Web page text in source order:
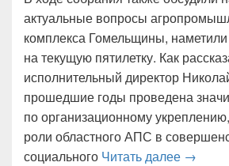
актуальные вопросы
комплекса Гомельщины,
на текущую пятилетку. Как
исполнительный директор
прошедшие годы проведена
по организационному
роли областного АПС в
социального Читать далее В
→